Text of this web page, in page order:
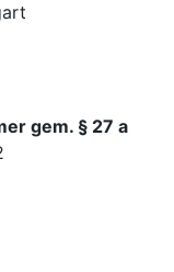
gem. § 27 a